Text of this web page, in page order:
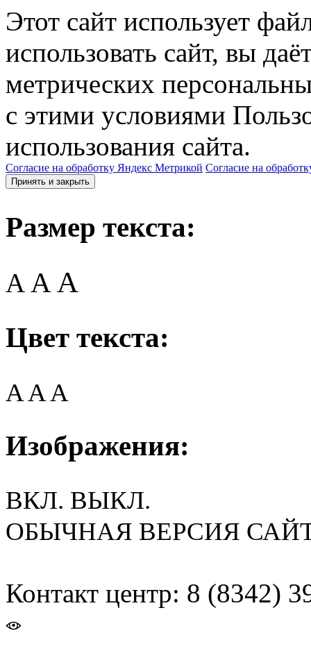
Этот сайт использует
использовать сайт, вы
метрических
с этими условиями
использования сайта.
Согласие на обработку Яндекс Метрикой Согласие на
Принять и закрыть
Размер текста:
A AA
Цвет текста:
AAA
Изображения:
ВКЛ. ВЫКЛ.
ОБЫЧНАЯ ВЕРСИЯ
Контакт центр: 8 (8342)